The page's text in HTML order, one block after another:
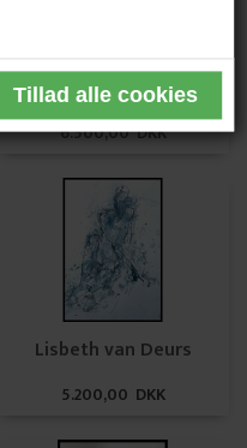
Lisbeth van Deurs
6.500,00 DKK
Lisbeth van Deurs
5.200,00 DKK